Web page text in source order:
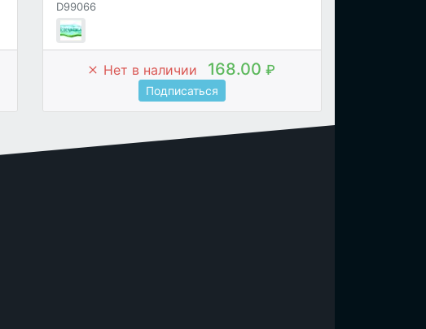
D99066
Нет в наличии 168.00 ₽
Подписаться